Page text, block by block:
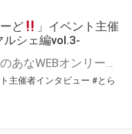
ど
」イベント主催
シェ編vol.3-
こんにちは、とらのあなWEBオンリー運営スタッフです。 新たにお届けする、イベント主催者インタビュー-マルシェ編-は、 とらのあなWEBオンリー「マルシェ」をご利用した主催様に 「マルシェ」を使って開催した感想や心がけをお聞きする企画です。 今回は、WEBオンリー初開催「つるみかるぱれーど
主催者インタビュー #とら